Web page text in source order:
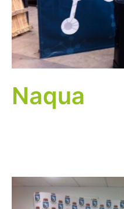
Naqua